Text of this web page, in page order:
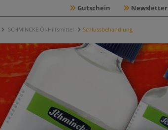
Gutschein Newsletter
SCHMINCKE Öl-Hilfsmittel Schlussbehandlung